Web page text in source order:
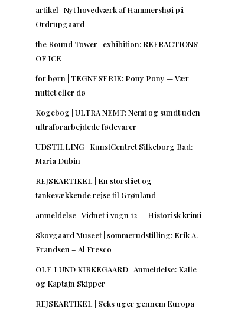
artikel | Nyt hovedværk af Hammershøi på
Ordrupgaard
the Round Tower | exhibition: REFRACTIONS
OF ICE
for børn | TEGNESERIE: Pony Pony — Vær
nuttet eller dø
Kogebog | ULTRA NEMT: Nemt og sundt uden
ultraforarbejdede fødevarer
UDSTILLING | KunstCentret Silkeborg Bad:
Maria Dubin
REJSEARTIKEL | En storslået og
tankevækkende rejse til Grønland
anmeldelse | Vidnet i vogn 12 — Historisk krimi
Skovgaard Museet | sommerudstilling: Erik A.
Frandsen – Al Fresco
OLE LUND KIRKEGAARD | Anmeldelse: Kalle
og Kaptajn Skipper
REJSEARTIKEL | Seks uger gennem Europa